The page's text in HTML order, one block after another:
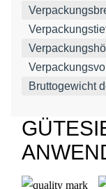
Bruttogewicht